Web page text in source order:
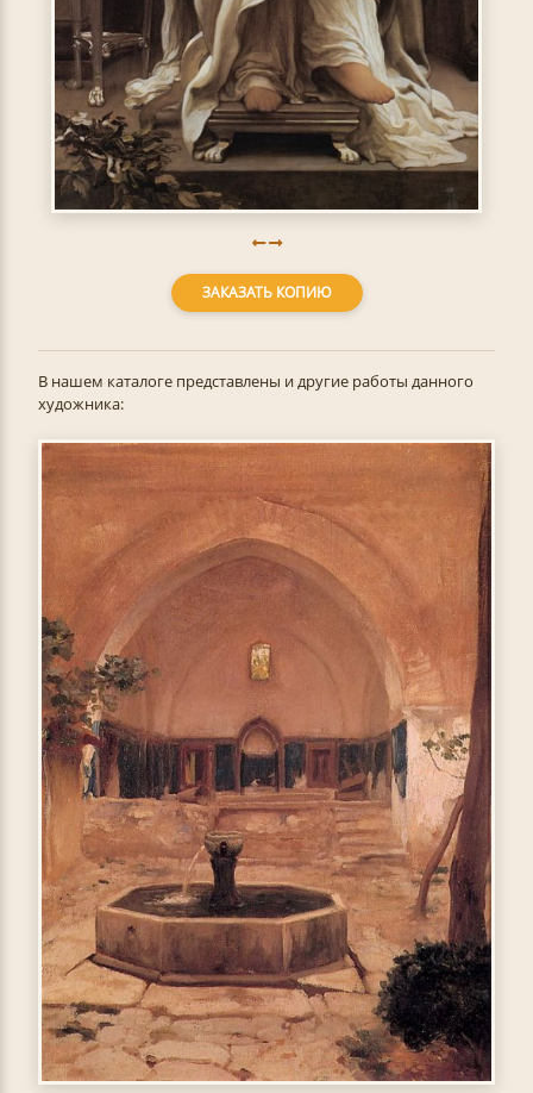
ЗАКАЗАТЬ КОПИЮ
В нашем каталоге представлены и другие работы данного
художника: